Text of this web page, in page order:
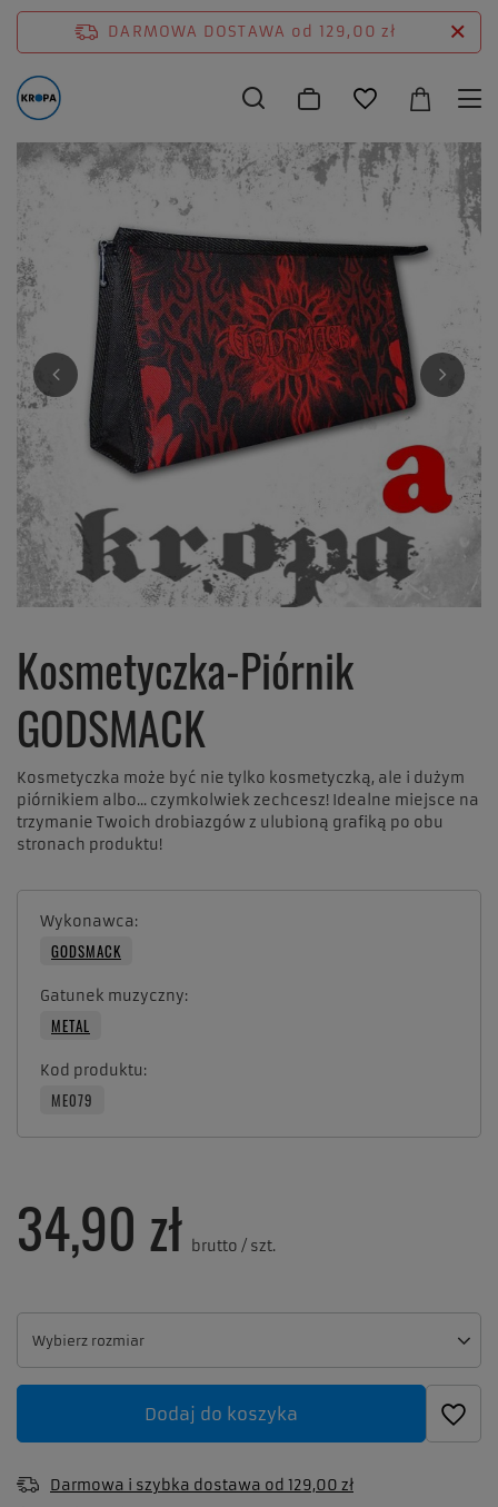
DARMOWA DOSTAWA od 129,00 zł
Kosmetyczka-Piórnik
GODSMACK
Kosmetyczka może być nie tylko kosmetyczką, ale i dużym
piórnikiem albo... czymkolwiek zechcesz! Idealne miejsce na
trzymanie Twoich drobiazgów z ulubioną grafiką po obu
stronach produktu!
Wykonawca
GODSMACK
Gatunek muzyczny
METAL
Kod produktu
ME079
Wybierz rozmiar
Wybierz rozmiar
34,90 zł brutto / szt.
Dodaj do koszyka
Darmowa i szybka dostawa od 129,00 zł